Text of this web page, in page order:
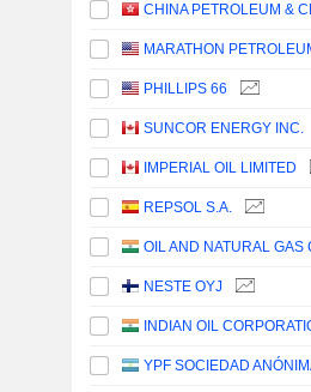
PHILLIPS 66
SUNCOR ENERGY INC.
IMPERIAL OIL LIMITED
REPSOL S.A.
NESTE OYJ
YPF SOCIEDAD